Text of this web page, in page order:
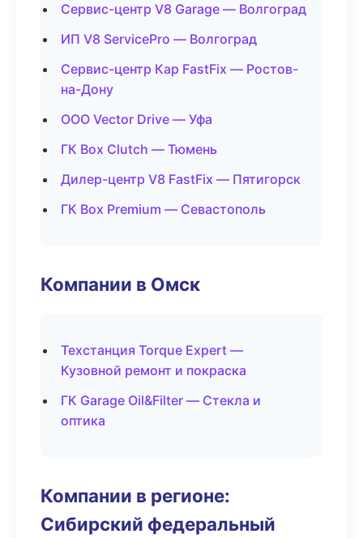
Сервис-центр V8 Garage — Волгоград
ИП V8 ServicePro — Волгоград
Сервис-центр Кар FastFix — Ростов-
на-Дону
ООО Vector Drive — Уфа
ГК Box Clutch — Тюмень
Дилер-центр V8 FastFix — Пятигорск
ГК Box Premium — Севастополь
Компании в Омск
Техстанция Torque Expert —
Кузовной ремонт и покраска
ГК Garage Oil&Filter — Стекла и
оптика
Компании в регионе:
Сибирский федеральный